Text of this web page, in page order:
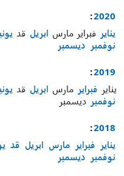
2020
:
يناير فبراير مارس ابريل قد
نوفمبر ديسمبر
2019
:
يناير فبراير مارس ابريل قد
نوفمبر ديسمبر
2018
:
يناير فبراير مارس ابريل قد
نوفمبر ديسمبر